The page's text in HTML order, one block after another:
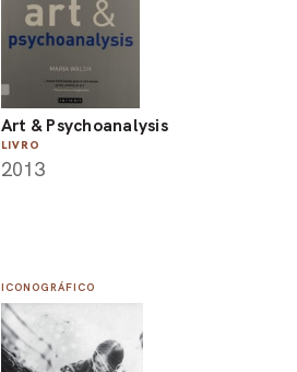
Art & Psychoanalysis
LIVRO
2013
ICONOGRÁFICO